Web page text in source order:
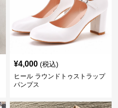
¥4,000 (税込)
ヒール ラウンドトゥストラップ
パンプス